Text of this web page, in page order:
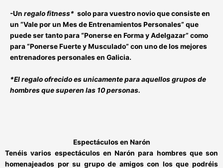
-Un regalo fitness* solo para vuestro novio que consiste en
un “Vale por un Mes de Entrenamientos Personales” que
puede ser tanto para“Ponerse en Forma y Adelgazar” como
para“Ponerse Fuerte y Musculado” con uno de losmejores
entrenadores personales en Galicia.
*El regalo ofrecido es unicamente para aquellos grupos de
hombres que superen las 10 personas.
Espectáculos en Narón
Tenéis varios espectáculos en Narón para hombres que son
homenajeados por su grupo de amigos con los que podréis